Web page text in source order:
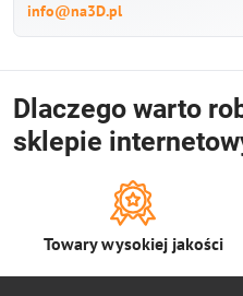
info@na3D.pl
Dlaczego warto
sklepie
Towary wysokiej jakości